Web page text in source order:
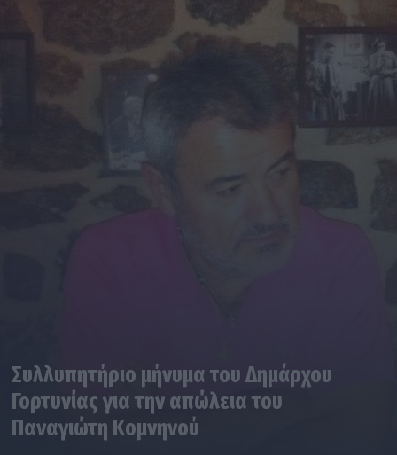
Συλλυπητήριο μήνυμα του Δημάρχου
Γορτυνίας για την απώλεια του
Παναγιώτη Κομνηνού